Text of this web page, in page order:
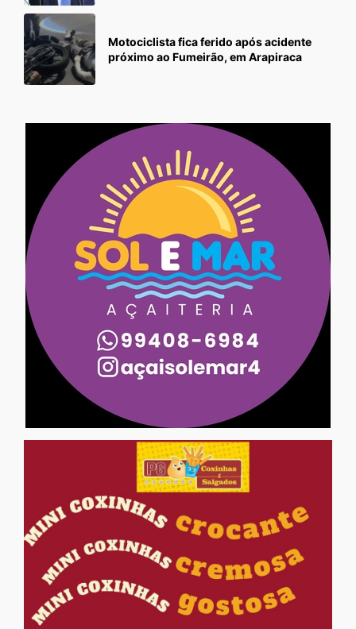
Motociclista fica ferido após acidente
próximo ao Fumeirão, em Arapiraca